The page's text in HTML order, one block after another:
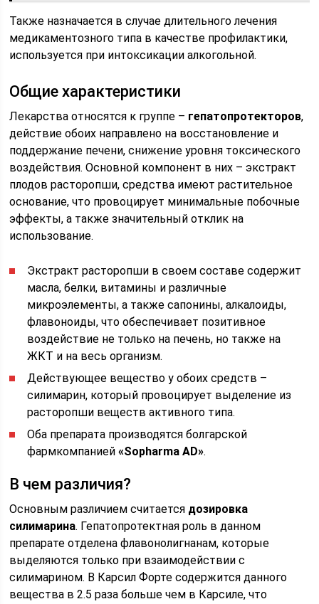
Также назначается в случае длительного лечения
медикаментозного типа в качестве профилактики,
используется при интоксикации алкогольной.
Общие характеристики
Лекарства относятся к группе – гепатопротекторов,
действие обоих направлено на восстановление и
поддержание печени, снижение уровня токсического
воздействия. Основной компонент в них – экстракт
плодов расторопши, средства имеют растительное
основание, что провоцирует минимальные побочные
эффекты, а также значительный отклик на
использование.
Экстракт расторопши в своем составе содержит
масла, белки, витамины и различные
микроэлементы, а также сапонины, алкалоиды,
флавоноиды, что обеспечивает позитивное
воздействие не только на печень, но также на
ЖКТ и на весь организм.
Действующее вещество у обоих средств –
силимарин, который провоцирует выделение из
расторопши веществ активного типа.
Оба препарата производятся болгарской
фармкомпанией«Sopharma AD».
В чем различия?
Основным различием считается дозировка
силимарина. Гепатопротектная роль в данном
препарате отделена флавонолигнанам, которые
выделяются только при взаимодействии с
силимарином. В Карсил Форте содержится данного
вещества в 2.5 раза больше чем в Карсиле, что